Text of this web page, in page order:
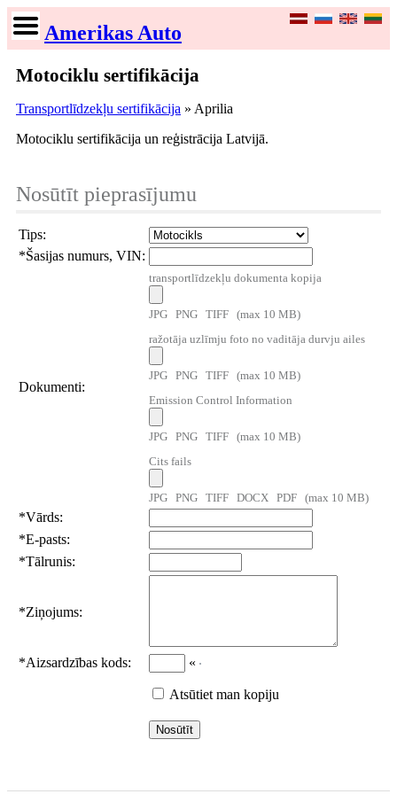
Amerikas Auto
Motociklu sertifikācija
Transportlīdzekļu sertifikācija » Aprilia
Motociklu sertifikācija un reģistrācija Latvijā.
Nosūtīt pieprasījumu
Tips:
*Šasijas numurs, VIN:
Dokumenti:
transportlīdzekļu dokumenta kopija
JPG PNG TIFF (max 10 MB)
ražotāja uzlīmju foto no vaditāja durvju ailes
JPG PNG TIFF (max 10 MB)
Emission Control Information
JPG PNG TIFF (max 10 MB)
Cits fails
JPG PNG TIFF DOCX PDF (max 10 MB)
*Vārds:
*E-pasts:
*Tālrunis:
*Ziņojums:
*Aizsardzības kods: «
Atsūtiet man kopiju